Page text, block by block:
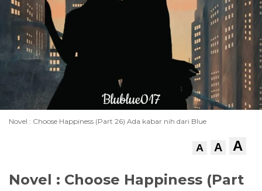
Novel : Choose Happiness (Part 26) Ada kabar nih dari Blue
A A A
Novel : Choose Happiness (Part